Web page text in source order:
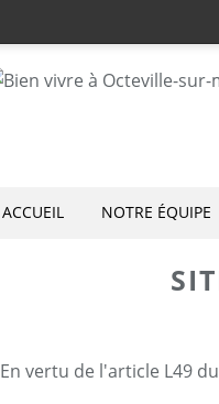
ACCUEIL NOTRE ÉQUIPE
En vertu de l'article L49